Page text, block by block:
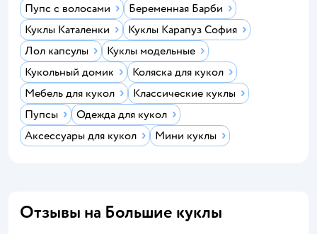
Пупс с волосами
Беременная Барби
Куклы Каталенки
Куклы Карапуз София
Лол капсулы
Куклы модельные
Кукольный домик
Коляска для кукол
Мебель для кукол
Классические куклы
Пупсы
Одежда для кукол
Аксессуары для кукол
Мини куклы
Отзывы на Большие куклы